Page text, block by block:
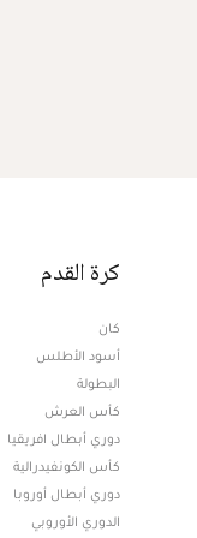
كرة القدم
كان
أسود الأطلس
البطولة
كأس العرش
دوري أبطال افريقيا
كأس الكونفيدرالية
دوري أبطال أوروبا
الدوري الأوروبي